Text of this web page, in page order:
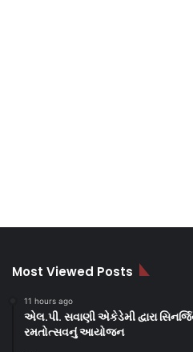
Most Viewed Posts
11 hours ago
એલ.પી. સવાણી એકેડેમી દ્વારા
રમતોત્સવનું આયોજન